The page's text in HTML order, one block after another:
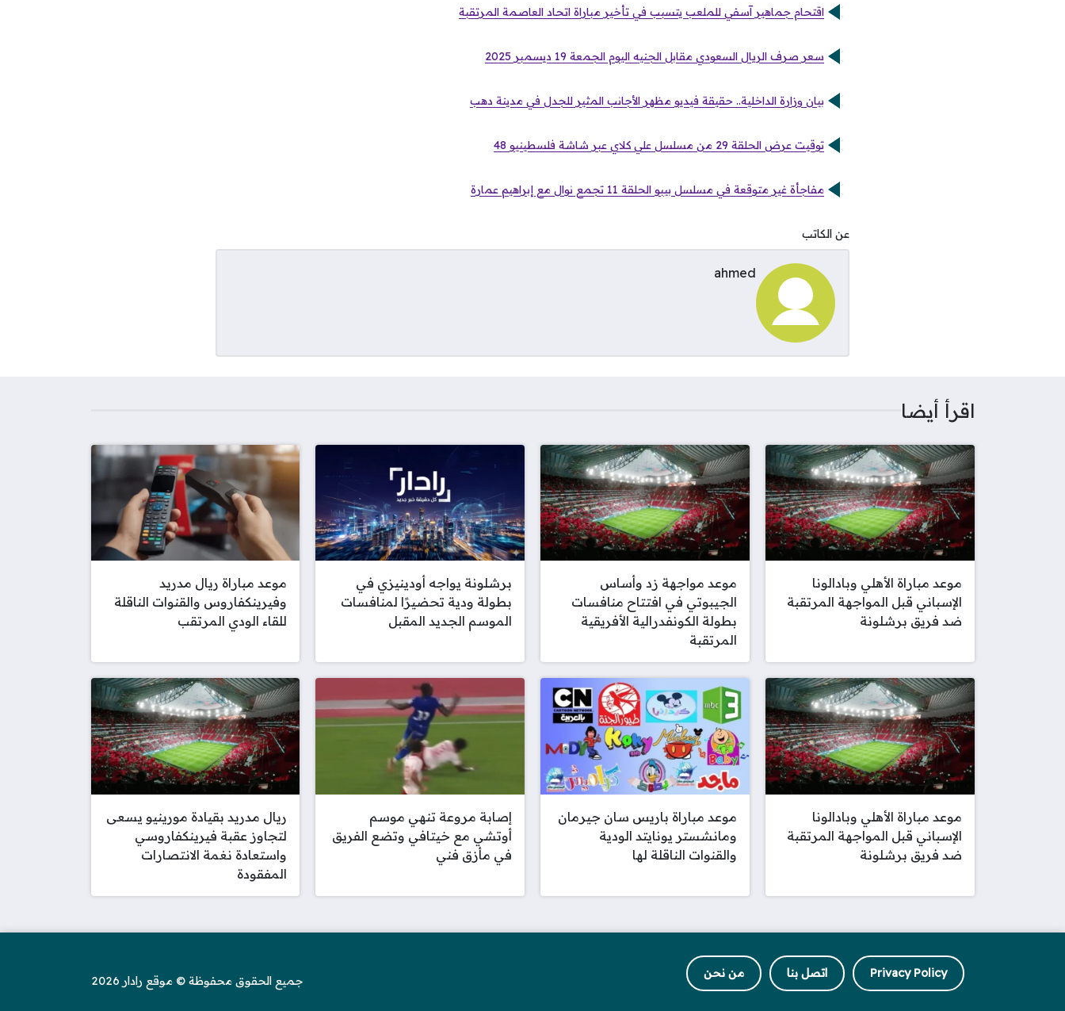
اقتحام جماهير آسفي للملعب يتسبب في تأخير مباراة اتحاد العاصمة المرتقبة
سعر صرف الريال السعودي مقابل الجنيه اليوم الجمعة 19 ديسمبر 2025
بيان وزارة الداخلية.. حقيقة فيديو مظهر الأجانب المثير للجدل في مدينة دهب
توقيت عرض الحلقة 29 من مسلسل علي كلاي عبر شاشة فلسطينيو 48
مفاجأة غير متوقعة في مسلسل بيبو الحلقة 11 تجمع نوال مع إبراهيم عمارة
عن الكاتب
ahmed
اقرأ أيضا
موعد مباراة الأهلي وبادالونا
الإسباني قبل المواجهة المرتقبة
ضد فريق برشلونة
موعد مواجهة زد وأساس
الجيبوتي في افتتاح منافسات
بطولة الكونفدرالية الأفريقية
المرتقبة
برشلونة يواجه أودينيزي في
بطولة ودية تحضيرًا لمنافسات
الموسم الجديد المقبل
موعد مباراة ريال مدريد
وفيرينكفاروس والقنوات الناقلة
للقاء الودي المرتقب
موعد مباراة الأهلي وبادالونا
الإسباني قبل المواجهة المرتقبة
ضد فريق برشلونة
موعد مباراة باريس سان جيرمان
ومانشستر يونايتد الودية
والقنوات الناقلة لها
إصابة مروعة تنهي موسم
أوتشي مع خيتافي وتضع الفريق
في مأزق فني
ريال مدريد بقيادة مورينيو يسعى
لتجاوز عقبة فيرينكفاروسي
واستعادة نغمة الانتصارات
المفقودة
Privacy Policy اتصل بنا من نحن
جميع الحقوق محفوظة © موقع رادار 2026